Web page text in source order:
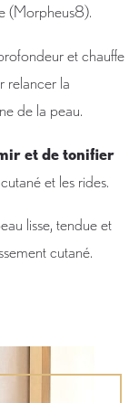
(Morpheus8).
et chauffe
relancer la
de la peau.
et de tonifier
et les rides.
lisse, tendue et
cutané.